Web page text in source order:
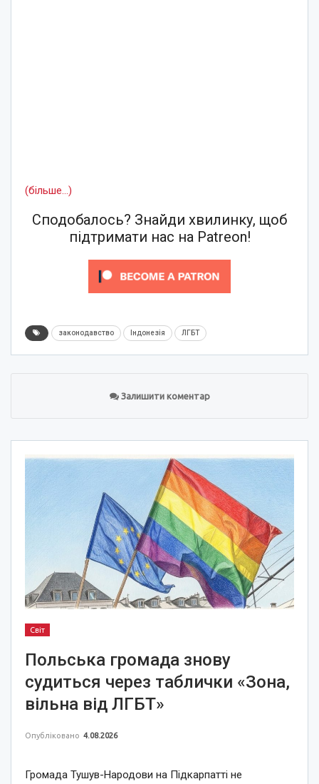
(більше…)
Сподобалось? Знайди хвилинку, щоб
підтримати нас на Patreon!
законодавство Індонезія ЛГБТ
Залишити коментар
Світ
Польська громада знову
судиться через таблички «Зона,
вільна від ЛГБТ»
Опубліковано 4.08.2026
Громада Тушув-Народови на Підкарпатті не